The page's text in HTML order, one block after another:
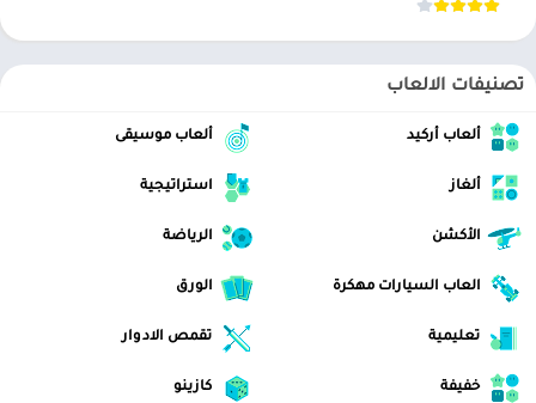
تصنيفات الالعاب
ألعاب أركيد ألعاب موسيقى
ألغاز استراتيجية
الأكشن الرياضة
العاب السيارات مهكرة الورق
تعليمية تقمص الادوار
خفيفة كازينو